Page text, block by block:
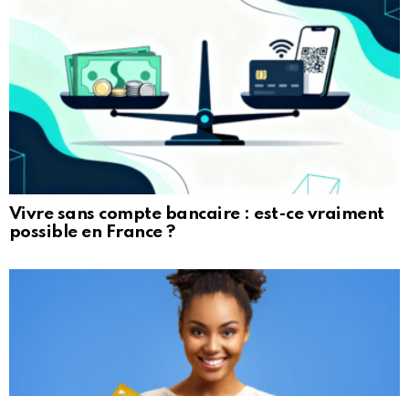
Vivre sans compte bancaire : est-ce vraiment
possible en France ?